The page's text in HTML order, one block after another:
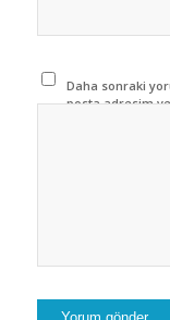
Daha sonraki
posta adresim